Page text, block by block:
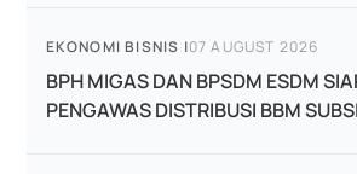
EKONOMI BISNIS |07 AUGUST 2026
BPH MIGAS DAN BPSDM ESDM
PENGAWAS DISTRIBUSI BBM